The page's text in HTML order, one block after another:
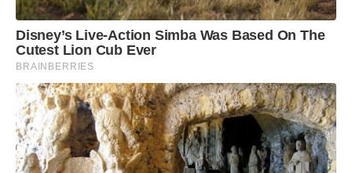
Disney’s Live-Action Simba Was Based On The
Cutest Lion Cub Ever
BRAINBERRIES